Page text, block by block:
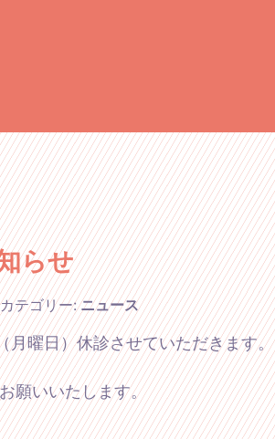
らせ
カテゴリー:ニュース
月曜日）休診させていただきます。
願いいたします。